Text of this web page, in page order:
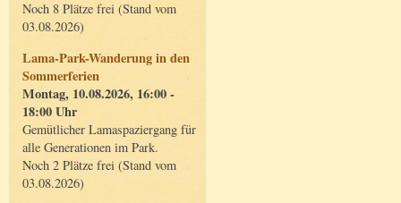
Noch 8 Plätze frei (Stand vom
03.08.2026)
Lama-Park-Wanderung in den
Sommerferien
Montag, 10.08.2026, 16:00 -
18:00 Uhr
Gemütlicher Lamaspaziergang für
alle Generationen im Park.
Noch 2 Plätze frei (Stand vom
03.08.2026)